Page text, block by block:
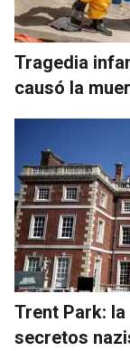
Tragedia
causó la
Trent Park:
secretos